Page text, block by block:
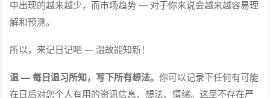
中出现的越来越少，而市场趋势 — 对于你来说会越来越容易理
解和预测。
所以，来记日记吧 — 温故能知新！
温 — 每日温习所知，写下所有想法。你可以记录下任何有可能
在日后对您个人有用的资讯信息、想法、情绪。这里不存在严